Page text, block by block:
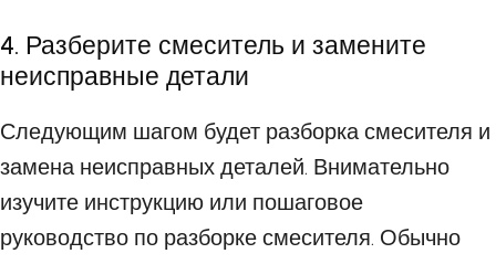
4. Разберите смеситель и замените
неисправные детали
Следующим шагом будет разборка смесителя и
замена неисправных деталей. Внимательно
изучите инструкцию или пошаговое
руководство по разборке смесителя. Обычно